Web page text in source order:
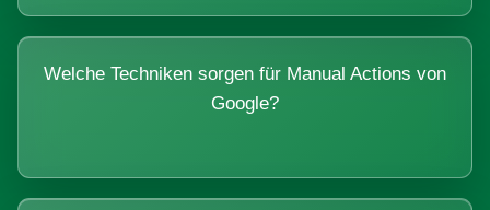
Welche Techniken sorgen für Manual Actions von
Google?